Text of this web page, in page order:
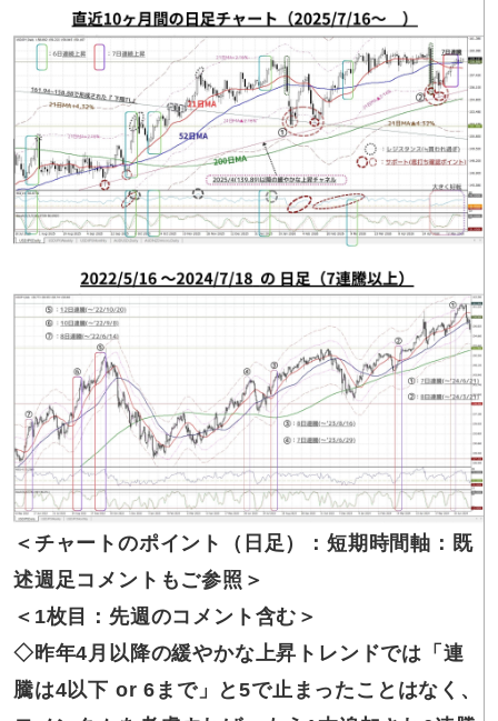
＜チャートのポイント（日足）：短期時間軸：既
述週足コメントもご参照＞
＜1枚目：先週のコメント含む＞
◇昨年4月以降の緩やかな上昇トレンドでは「連
騰は4以下 or 6まで」と5で止まったことはなく、